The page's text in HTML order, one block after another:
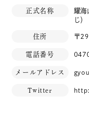
正式名称
耀海
じ）
住所 〒
電話番号
メールアドレス
Twitter